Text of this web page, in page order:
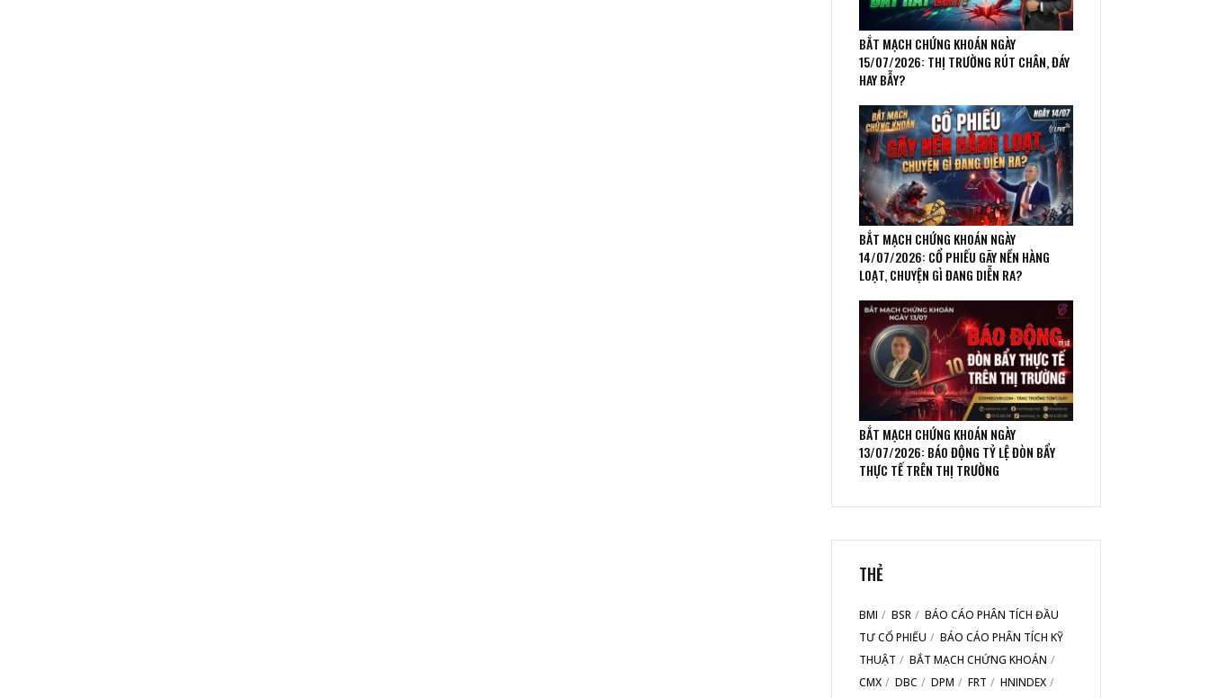
BẮT MẠCH CHỨNG KHOÁN NGÀY
15/07/2026: THỊ TRƯỜNG RÚT CHÂN, ĐÁY
HAY BẪY?
BẮT MẠCH CHỨNG KHOÁN NGÀY
14/07/2026: CỔ PHIẾU GÃY NỀN HÀNG
LOẠT, CHUYỆN GÌ ĐANG DIỄN RA?
BẮT MẠCH CHỨNG KHOÁN NGÀY
13/07/2026: BÁO ĐỘNG TỶ LỆ ĐÒN BẨY
THỰC TẾ TRÊN THỊ TRƯỜNG
THẺ
BMI BSR
BÁO CÁO PHÂN TÍCH ĐẦU
TƯ CỔ PHIẾU
BÁO CÁO PHÂN TÍCH KỸ
THUẬT
BẮT MẠCH CHỨNG KHOÁN
CMX
DBC DPM FRT
HNINDEX